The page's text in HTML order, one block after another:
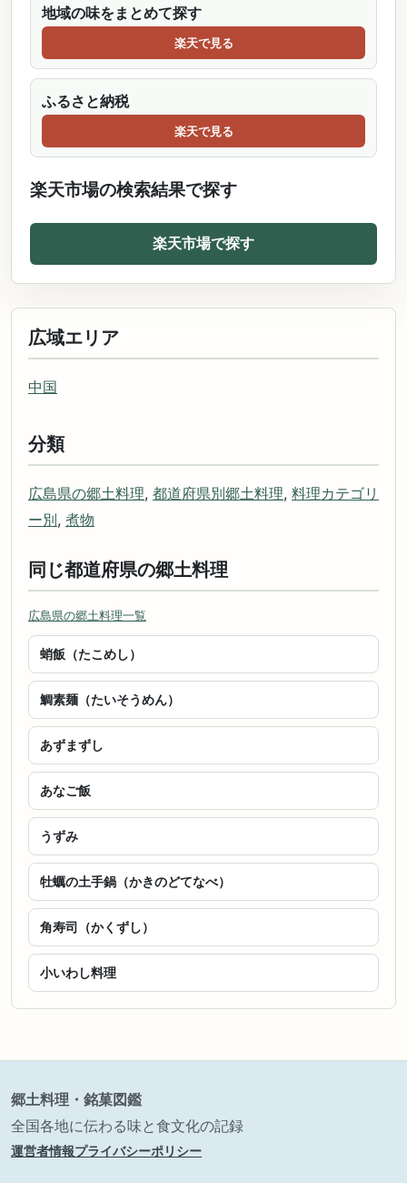
地域の味をまとめて探す
楽天で見る
ふるさと納税
楽天で見る
楽天市場の検索結果で探す
楽天市場で探す
広域エリア
中国
分類
広島県の郷土料理, 都道府県別郷土料理, 料理カテゴリ
ー別, 煮物
同じ都道府県の郷土料理
広島県の郷土料理一覧
蛸飯（たこめし）
鯛素麺（たいそうめん）
あずまずし
あなご飯
うずみ
牡蠣の土手鍋（かきのどてなべ）
角寿司（かくずし）
小いわし料理
郷土料理・銘菓図鑑
全国各地に伝わる味と食文化の記録
運営者情報プライバシーポリシー